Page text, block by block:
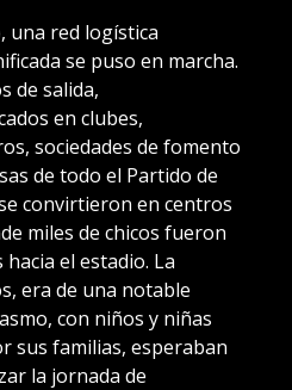
una red logística
se puso en marcha.
de salida,
en clubes,
sociedades de fomento
de todo el Partido de
convirtieron en centros
miles de chicos fueron
el estadio. La
era de una notable
con niños y niñas
sus familias, esperaban
la jornada de